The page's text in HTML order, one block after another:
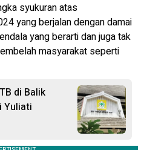
syukuran atas
yang berjalan dengan damai
yang berarti dan juga tak
masyarakat seperti
di Balik
Yuliati